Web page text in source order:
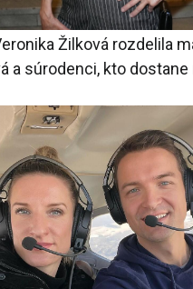
Žilková rozdelila
a súrodenci, kto dostane